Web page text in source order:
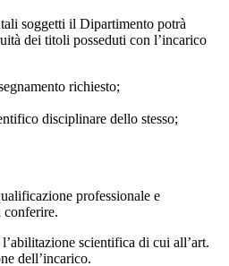
soggetti il Dipartimento potrà
dei titoli posseduti con l’incarico
richiesto;
disciplinare dello stesso;
professionale e
conferire.
scientifica di cui all’art.
dell’incarico.